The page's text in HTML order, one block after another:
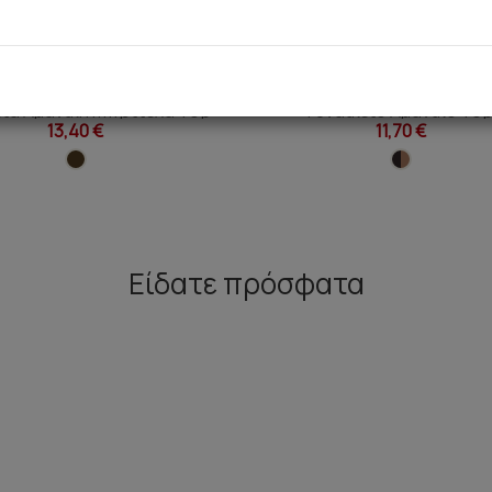
Αμάνικη Μπριτέλα Top
13,40 €
Fimelle Elegance TENCEL™
Γυναικείο Αμάνικο
11,70 €
Είδατε πρόσφατα